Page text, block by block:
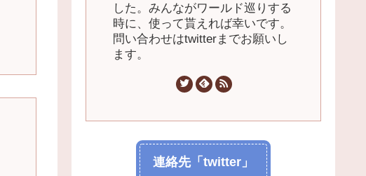
した。みんながワールド巡りする
時に、使って貰えれば幸いです。
問い合わせはtwitterまでお願いし
ます。
連絡先「twitter」